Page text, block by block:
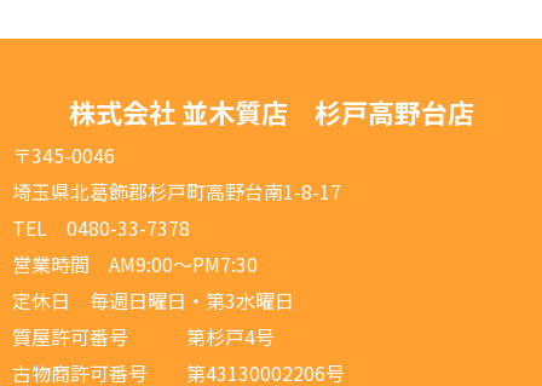
株式会社 並木質店 杉戸高野台店
〒345-0046
埼玉県北葛飾郡杉戸町高野台南1-8-17
TEL 0480-33-7378
営業時間 AM9:00～PM7:30
定休日 毎週日曜日・第3水曜日
質屋許可番号 第杉戸4号
古物商許可番号 第43130002206号